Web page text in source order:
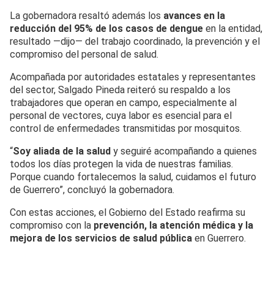
La gobernadora resaltó además los avances en la
reducción del 95% de los casos de dengue en la entidad,
resultado —dijo— del trabajo coordinado, la prevención y el
compromiso del personal de salud.
Acompañada por autoridades estatales y representantes
del sector, Salgado Pineda reiteró su respaldo a los
trabajadores que operan en campo, especialmente al
personal de vectores, cuya labor es esencial para el
control de enfermedades transmitidas por mosquitos.
“Soy aliada de la salud y seguiré acompañando a quienes
todos los días protegen la vida de nuestras familias.
Porque cuando fortalecemos la salud, cuidamos el futuro
de Guerrero”, concluyó la gobernadora.
Con estas acciones, el Gobierno del Estado reafirma su
compromiso con la prevención, la atención médica y la
mejora de los servicios de salud pública en Guerrero.